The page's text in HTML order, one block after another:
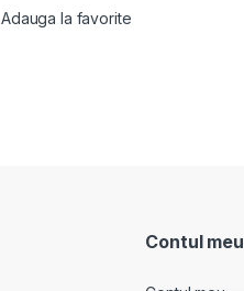
Adauga la favorite
Contul meu